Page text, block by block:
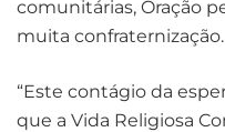
comunitárias, Oração
muita confraternização.
“Este contágio da
que a Vida Religiosa